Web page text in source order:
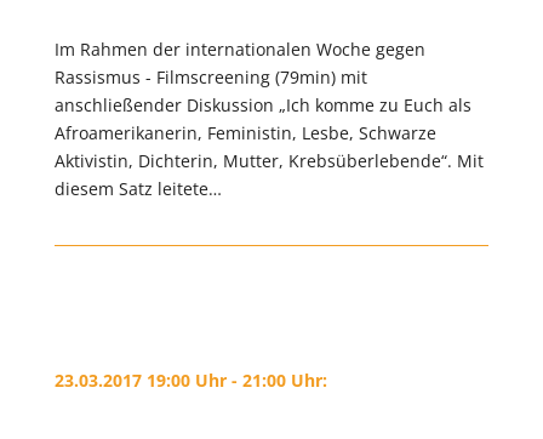
Im Rahmen der internationalen Woche gegen
Rassismus - Filmscreening (79min) mit
anschließender Diskussion „Ich komme zu Euch als
Afroamerikanerin, Feministin, Lesbe, Schwarze
Aktivistin, Dichterin, Mutter, Krebsüberlebende“. Mit
diesem Satz leitete…
23.03.2017 19:00 Uhr - 21:00 Uhr: